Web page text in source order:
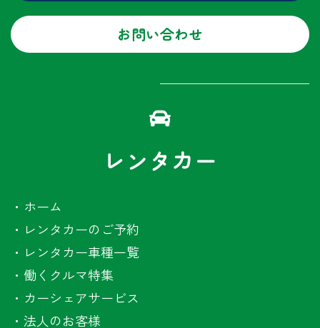
お問い合わせ
レンタカー
・ ホーム
・ レンタカーのご予約
・ レンタカー車種一覧
・ 働くクルマ特集
・ カーシェアサービス
・ 法人のお客様